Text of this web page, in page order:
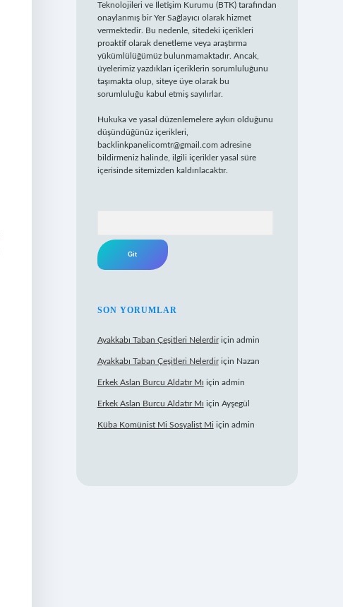
Teknolojileri ve İletişim Kurumu (BTK) tarafından
onaylanmış bir Yer Sağlayıcı olarak hizmet
vermektedir. Bu nedenle, sitedeki içerikleri
proaktif olarak denetleme veya araştırma
yükümlülüğümüz bulunmamaktadır. Ancak,
üyelerimiz yazdıkları içeriklerin sorumluluğunu
taşımakta olup, siteye üye olarak bu
sorumluluğu kabul etmiş sayılırlar.
Hukuka ve yasal düzenlemelere aykırı olduğunu
düşündüğünüz içerikleri,
backlinkpanelicomtr@gmail.com adresine
bildirmeniz halinde, ilgili içerikler yasal süre
içerisinde sitemizden kaldırılacaktır.
SON YORUMLAR
Ayakkabı Taban Çeşitleri Nelerdiriçin admin
Ayakkabı Taban Çeşitleri Nelerdiriçin Nazan
Erkek Aslan Burcu Aldatır Mı için admin
Erkek Aslan Burcu Aldatır Mı için Ayşegül
Küba Komünist Mi Sosyalist Mi için admin